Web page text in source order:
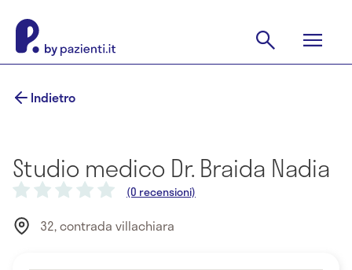
Indietro
Studio medico Dr. Braida Nadia
(0 recensioni)
32, contrada villachiara